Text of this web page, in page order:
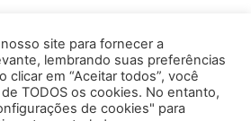
site para fornecer a
lembrando suas preferências
clicar em “Aceitar todos”, você
TODOS os cookies. No entanto,
de cookies" para